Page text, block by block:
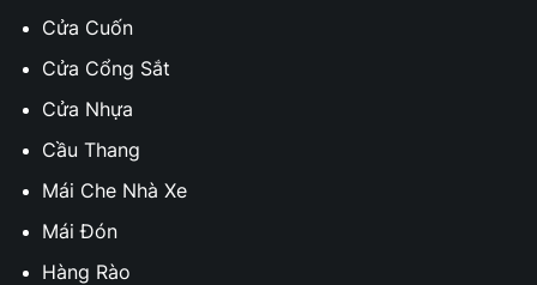
Cửa Cuốn
Cửa Cổng Sắt
Cửa Nhựa
Cầu Thang
Mái Che Nhà Xe
Mái Đón
Hàng Rào